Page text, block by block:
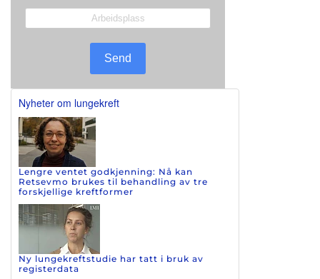
Send
Nyheter om lungekreft
Lengre ventet godkjenning: Nå kan
Retsevmo brukes til behandling av tre
forskjellige kreftformer
Ny lungekreftstudie har tatt i bruk av
registerdata